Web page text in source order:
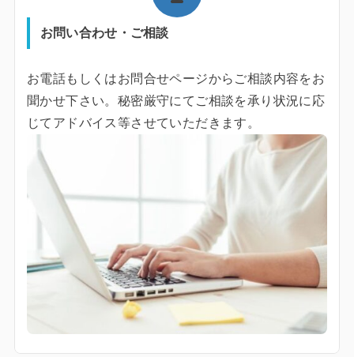
お問い合わせ・ご相談
お電話もしくはお問合せページからご相談内容をお
聞かせ下さい。秘密厳守にてご相談を承り状況に応
じてアドバイス等させていただきます。